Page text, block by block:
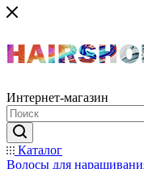
Интернет-магазин
Каталог
Волосы для